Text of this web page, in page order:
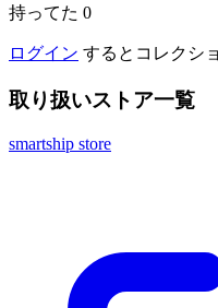
持ってた 0
ログイン するとコレクシ
取り扱いストア一覧
smartship store